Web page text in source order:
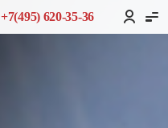
+7(495) 620-35-36